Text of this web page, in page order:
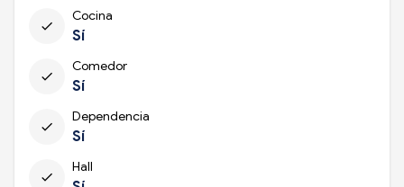
check
Cocina
Sí
check
Comedor
Sí
check
Dependencia
Sí
check
Hall